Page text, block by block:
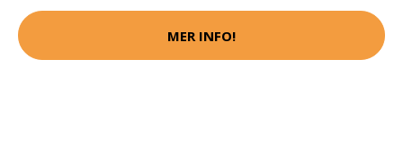
MER INFO!